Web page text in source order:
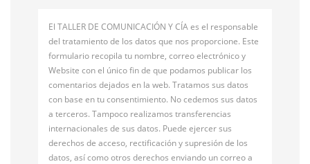
El TALLER DE COMUNICACIÓN Y CÍA es el responsable
del tratamiento de los datos que nos proporcione. Este
formulario recopila tu nombre, correo electrónico y
Website con el único fin de que podamos publicar los
comentarios dejados en la web. Tratamos sus datos
con base en tu consentimiento. No cedemos sus datos
a terceros. Tampoco realizamos transferencias
internacionales de sus datos. Puede ejercer sus
derechos de acceso, rectificación y supresión de los
datos, así como otros derechos enviando un correo a